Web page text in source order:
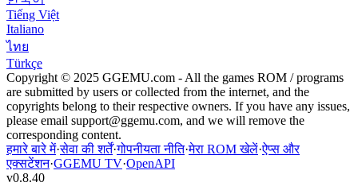
Tiếng Việt
Italiano
ไทย
Türkçe
Copyright © 2025 GGEMU.com - All the games ROM / programs
are submitted by users or collected from the internet, and the
copyrights belong to their respective owners. If you have any issues,
please email support@ggemu.com, and we will remove the
corresponding content.
हमारे बारे में·सेवा की शर्तें·गोपनीयता नीति·मेरा ROM खेलें·ऐप्स और
एक्सटेंशन·GGEMU TV·OpenAPI
v0.8.40